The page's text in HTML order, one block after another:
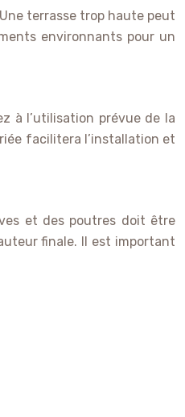
terrasse trop haute peut
environnants pour un
à l’utilisation prévue de la
facilitera l’installation et
et des poutres doit être
finale. Il est important